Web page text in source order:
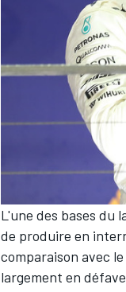
L'une des bases du
de produire en
comparaison avec
largement en